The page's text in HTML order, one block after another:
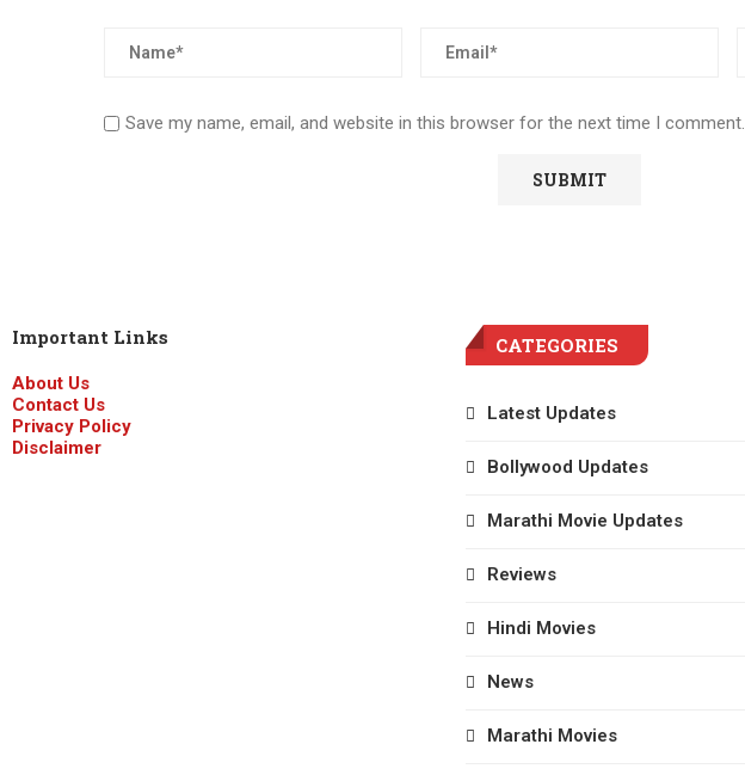
Save my name, email, and website in this browser for the next time I comment.
Important Links
About Us
Contact Us
Privacy Policy
Disclaimer
CATEGORIES
Latest Updates
Bollywood Updates
Marathi Movie Updates
Reviews
Hindi Movies
News
Marathi Movies